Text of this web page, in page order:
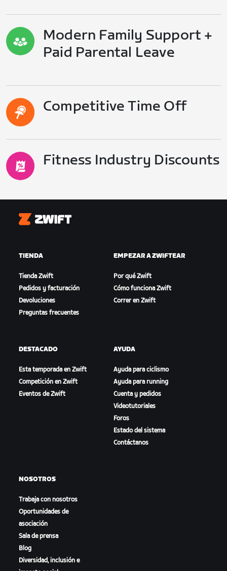
Modern Family Support +
Paid Parental Leave
Competitive Time Off
Fitness Industry Discounts
Zwift
TIENDA
Tienda Zwift
Pedidos y facturación
Devoluciones
Preguntas frecuentes
EMPEZAR A ZWIFTEAR
Por qué Zwift
Cómo funciona Zwift
Correr en Zwift
DESTACADO
Esta temporada en Zwift
Competición en Zwift
Eventos de Zwift
AYUDA
Ayuda para ciclismo
Ayuda para running
Cuenta y pedidos
Videotutoriales
Foros
Estado del sistema
Contáctanos
NOSOTROS
Trabaja con nosotros
Oportunidades de
asociación
Sala de prensa
Blog
Diversidad, inclusión e